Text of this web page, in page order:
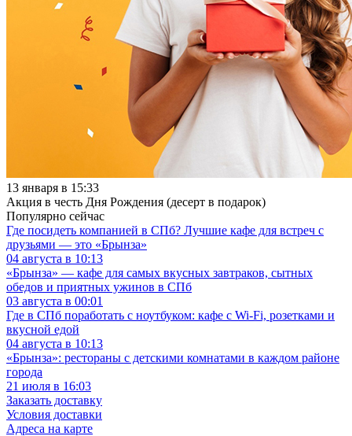
13 января в 15:33
Акция в честь Дня Рождения (десерт в подарок)
Популярно сейчас
Где посидеть компанией в СПб? Лучшие кафе для встреч с
друзьями — это «Брынза»
04 августа в 10:13
«Брынза» — кафе для самых вкусных завтраков, сытных
обедов и приятных ужинов в СПб
03 августа в 00:01
Где в СПб поработать с ноутбуком: кафе с Wi-Fi, розетками и
вкусной едой
04 августа в 10:13
«Брынза»: рестораны с детскими комнатами в каждом районе
города
21 июля в 16:03
Заказать доставку
Условия доставки
Адреса на карте